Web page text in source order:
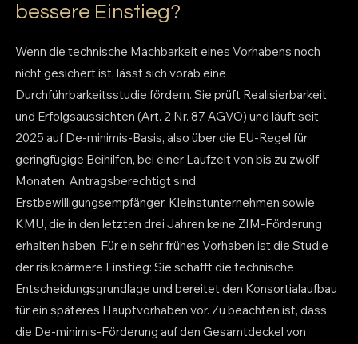
bessere Einstieg?
Wenn die technische Machbarkeit eines Vorhabens noch
nicht gesichert ist, lässt sich vorab eine
Durchführbarkeitsstudie fördern. Sie prüft Realisierbarkeit
und Erfolgsaussichten (Art. 2 Nr. 87 AGVO) und läuft seit
2025 auf De-minimis-Basis, also über die EU-Regel für
geringfügige Beihilfen, bei einer Laufzeit von bis zu zwölf
Monaten. Antragsberechtigt sind
Erstbewilligungsempfänger, Kleinstunternehmen sowie
KMU, die in den letzten drei Jahren keine ZIM-Förderung
erhalten haben. Für ein sehr frühes Vorhaben ist die Studie
der risikoärmere Einstieg: Sie schafft die technische
Entscheidungsgrundlage und bereitet den Konsortialaufbau
für ein späteres Hauptvorhaben vor. Zu beachten ist, dass
die De-minimis-Förderung auf den Gesamtdeckel von